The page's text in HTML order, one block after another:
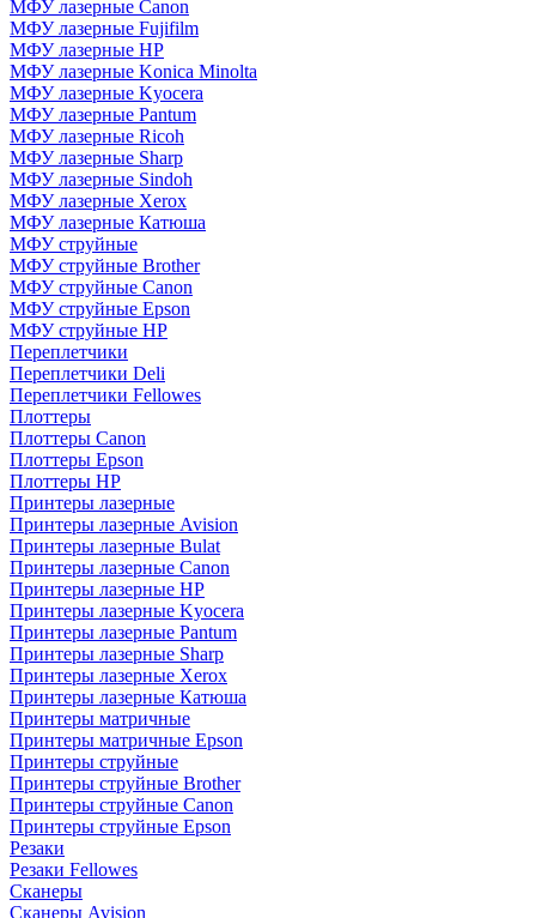
МФУ лазерные Canon
МФУ лазерные Fujifilm
МФУ лазерные HP
МФУ лазерные Konica Minolta
МФУ лазерные Kyocera
МФУ лазерные Pantum
МФУ лазерные Ricoh
МФУ лазерные Sharp
МФУ лазерные Sindoh
МФУ лазерные Xerox
МФУ лазерные Катюша
МФУ струйные
МФУ струйные Brother
МФУ струйные Canon
МФУ струйные Epson
МФУ струйные HP
Переплетчики
Переплетчики Deli
Переплетчики Fellowes
Плоттеры
Плоттеры Canon
Плоттеры Epson
Плоттеры HP
Принтеры лазерные
Принтеры лазерные Avision
Принтеры лазерные Bulat
Принтеры лазерные Canon
Принтеры лазерные HP
Принтеры лазерные Kyocera
Принтеры лазерные Pantum
Принтеры лазерные Sharp
Принтеры лазерные Xerox
Принтеры лазерные Катюша
Принтеры матричные
Принтеры матричные Epson
Принтеры струйные
Принтеры струйные Brother
Принтеры струйные Canon
Принтеры струйные Epson
Резаки
Резаки Fellowes
Сканеры
Сканеры Avision